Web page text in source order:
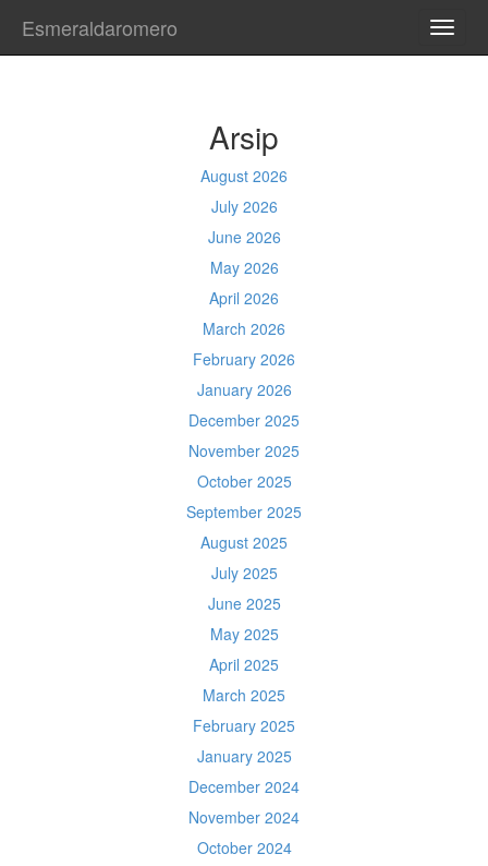
Esmeraldaromero
Arsip
August 2026
July 2026
June 2026
May 2026
April 2026
March 2026
February 2026
January 2026
December 2025
November 2025
October 2025
September 2025
August 2025
July 2025
June 2025
May 2025
April 2025
March 2025
February 2025
January 2025
December 2024
November 2024
October 2024